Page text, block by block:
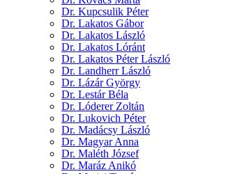
Dr. Kupcsulik Péter
Dr. Lakatos Gábor
Dr. Lakatos László
Dr. Lakatos Lóránt
Dr. Lakatos Péter László
Dr. Landherr László
Dr. Lázár György
Dr. Lestár Béla
Dr. Lóderer Zoltán
Dr. Lukovich Péter
Dr. Madácsy László
Dr. Magyar Anna
Dr. Maléth József
Dr. Maráz Anikó